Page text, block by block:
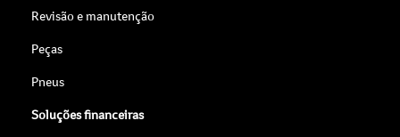
Revisão e manutenção
Peças
Pneus
Soluções financeiras